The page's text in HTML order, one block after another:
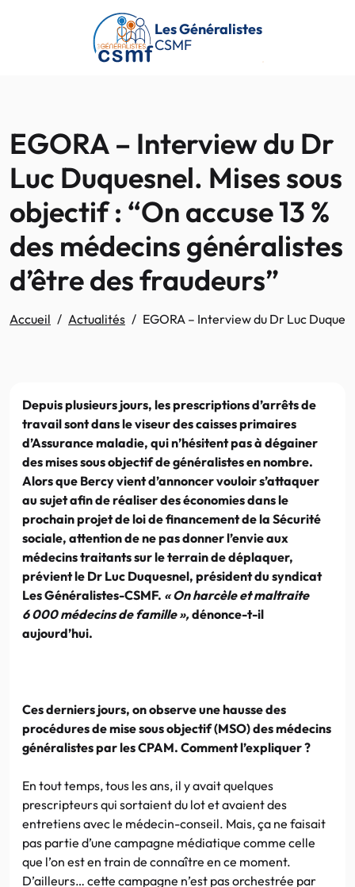
Passer au contenu principal
Les Généralistes
CSMF
EGORA – Interview du Dr
Luc Duquesnel. Mises sous
objectif : “On accuse 13 %
des médecins généralistes
d’être des fraudeurs”
Accueil Actualités EGORA – Interview du Dr Luc
Depuis plusieurs jours, les prescriptions d’arrêts de
travail sont dans le viseur des caisses primaires
d’Assurance maladie, qui n’hésitent pas à dégainer
des mises sous objectif de généralistes en nombre.
Alors que Bercy vient d’annoncer vouloir s’attaquer
au sujet afin de réaliser des économies dans le
prochain projet de loi de financement de la Sécurité
sociale, attention de ne pas donner l’envie aux
médecins traitants sur le terrain de déplaquer,
prévient le Dr Luc Duquesnel, président du syndicat
Les Généralistes-CSMF. « On harcèle et maltraite
6 000 médecins de famille »,dénonce-t-il
aujourd’hui.
Ces derniers jours, on observe une hausse des
procédures de mise sous objectif (MSO) des médecins
généralistes par les CPAM. Comment l’expliquer ?
En tout temps, tous les ans, il y avait quelques
prescripteurs qui sortaient du lot et avaient des
entretiens avec le médecin-conseil. Mais, ça ne faisait
pas partie d’une campagne médiatique comme celle
que l’on est en train de connaître en ce moment.
D’ailleurs… cette campagne n’est pas orchestrée par